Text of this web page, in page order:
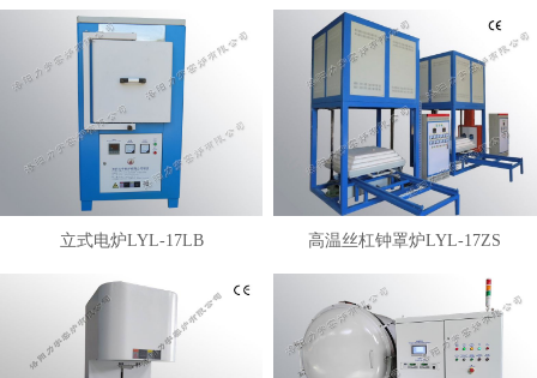
立式电炉LYL-17LB 高温丝杠钟罩炉LYL-17ZS